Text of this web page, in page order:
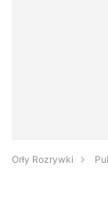
Orły Rozrywki